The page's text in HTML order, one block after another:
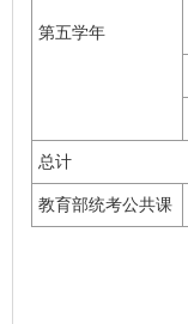
第五学年
总计
教育部统考公共课